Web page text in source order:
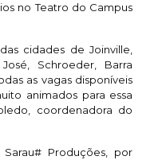
no Teatro do Campus
cidades de Joinville,
Schroeder, Barra
as vagas disponíveis
animados para essa
coordenadora do
Produções, por